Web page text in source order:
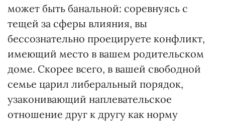
может быть банальной: соревнуясь с
тещей за сферы влияния, вы
бессознательно проецируете конфликт,
имеющий место в вашем родительском
доме. Скорее всего, в вашей свободной
семье царил либеральный порядок,
узаконивающий наплевательское
отношение друг к другу как норму